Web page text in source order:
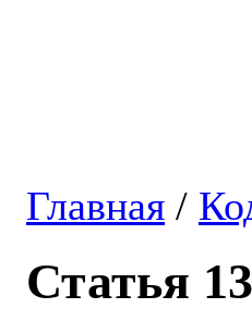
Главная /
Статья